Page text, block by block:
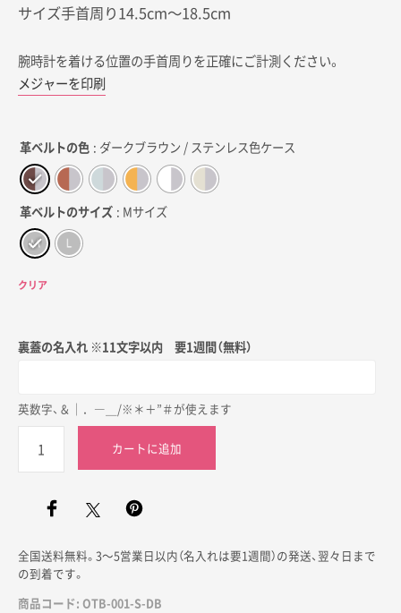
サイズ手首周り14.5cm～18.5cm
腕時計を着ける位置の手首周りを正確にご計測ください。
メジャーを印刷
革ベルトの色 : ダークブラウン / ステンレス色ケース
革ベルトのサイズ : Mサイズ
クリア
裏蓋の名入れ
カートに追加
商品コード:OTB-001-S-DB